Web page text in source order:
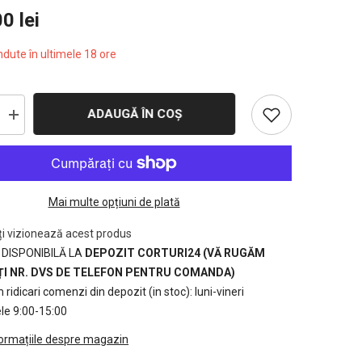
lei
în ultimele 18 ore
Creșteți
cantitatea
pentru
Folie
180gr/m2-
inaltime
la
coama
ADAUGĂ ÎN COȘ
Mai multe opțiuni de plată
vizionează acest produs
DISPONIBILĂ LA DEPOZIT CORTURI24 (VĂ RUGĂM
NR. DVS DE TELEFON PENTRU COMANDA)
ridicari comenzi din depozit (in stoc): luni-vineri
9:00-15:00
despre magazin